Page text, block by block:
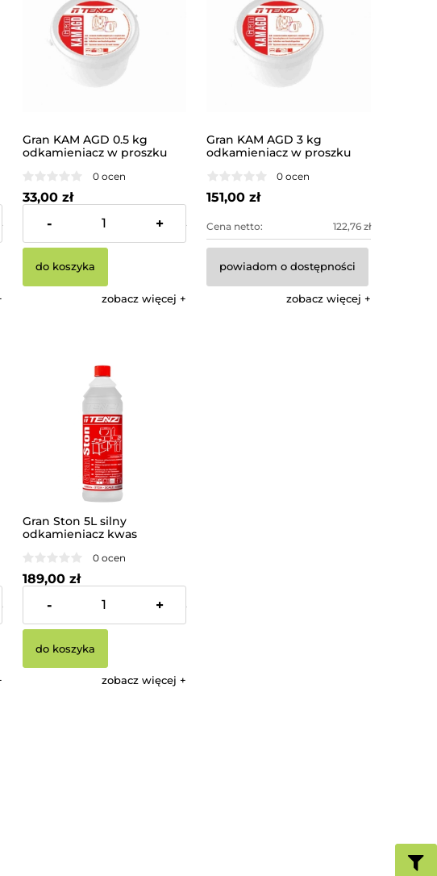
Gran KAM AGD 0.5 kg
odkamieniacz w proszku
0 ocen
33,00 zł
Cena netto: 26,83 zł
- +
do koszyka
zobacz więcej
Gran KAM AGD 3 kg
odkamieniacz w proszku
0 ocen
151,00 zł
Cena netto: 122,76 zł
powiadom o dostępności
zobacz więcej
Gran Ston 5L silny
odkamieniacz kwas
0 ocen
189,00 zł
Cena netto: 153,66 zł
- +
do koszyka
zobacz więcej